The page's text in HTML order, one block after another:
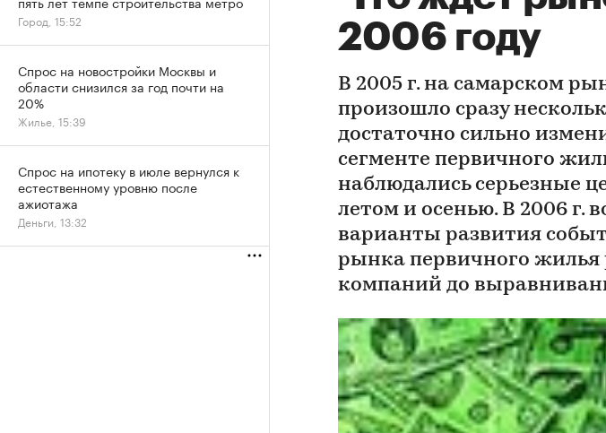
2006 году
В 2005 г. на самарском
произошло сразу
достаточно сильно
сегменте первичного
наблюдались серьезные
летом и осенью. В 2006
варианты развития
рынка первичного
компаний до
Город, 15:52
Спрос на новостройки Москвы и
области снизился за год почти на
20%
Жилье, 15:39
Спрос на ипотеку в июле вернулся к
естественному уровню после
ажиотажа
Деньги, 13:32